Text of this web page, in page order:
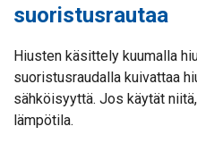
suoristusrautaa
Hiusten käsittely kuumalla
suoristusraudalla kuivattaa
sähköisyyttä. Jos käytät
lämpötila.